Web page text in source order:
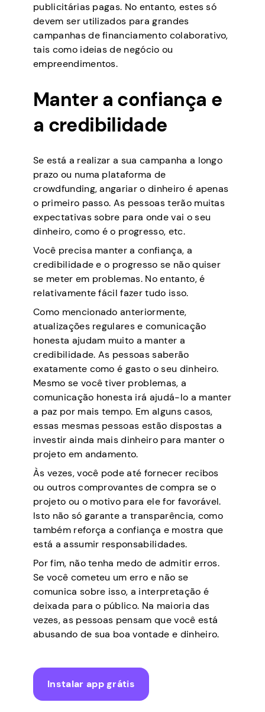
publicitárias pagas. No entanto, estes só
devem ser utilizados para grandes
campanhas de financiamento colaborativo,
tais como ideias de negócio ou
empreendimentos.
Manter a confiança e
a credibilidade
Se está a realizar a sua campanha a longo
prazo ou numa plataforma de
crowdfunding, angariar o dinheiro é apenas
o primeiro passo. As pessoas terão muitas
expectativas sobre para onde vai o seu
dinheiro, como é o progresso, etc.
Você precisa manter a confiança, a
credibilidade e o progresso se não quiser
se meter em problemas. No entanto, é
relativamente fácil fazer tudo isso.
Como mencionado anteriormente,
atualizações regulares e comunicação
honesta ajudam muito a manter a
credibilidade. As pessoas saberão
exatamente como é gasto o seu dinheiro.
Mesmo se você tiver problemas, a
comunicação honesta irá ajudá-lo a manter
a paz por mais tempo. Em alguns casos,
essas mesmas pessoas estão dispostas a
investir ainda mais dinheiro para manter o
projeto em andamento.
Às vezes, você pode até fornecer recibos
ou outros comprovantes de compra se o
projeto ou o motivo para ele for favorável.
Isto não só garante a transparência, como
também reforça a confiança e mostra que
está a assumir responsabilidades.
Por fim, não tenha medo de admitir erros.
Se você cometeu um erro e não se
comunica sobre isso, a interpretação é
deixada para o público. Na maioria das
vezes, as pessoas pensam que você está
abusando de sua boa vontade e dinheiro.
Instalar app grátis